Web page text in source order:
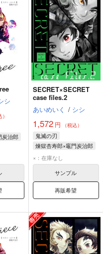
シ
）
炭治郎
SECRET×SECRET
case files.2
あいめいく / シシ
1,572円 （税込）
鬼滅の刃
煉獄杏寿郎×竈門炭治郎
竈門炭治郎
煉獄杏寿郎
×：在庫なし
サンプル
再販希望